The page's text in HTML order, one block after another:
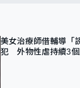
美女治療師借輔導「
犯 外物性虐持續3